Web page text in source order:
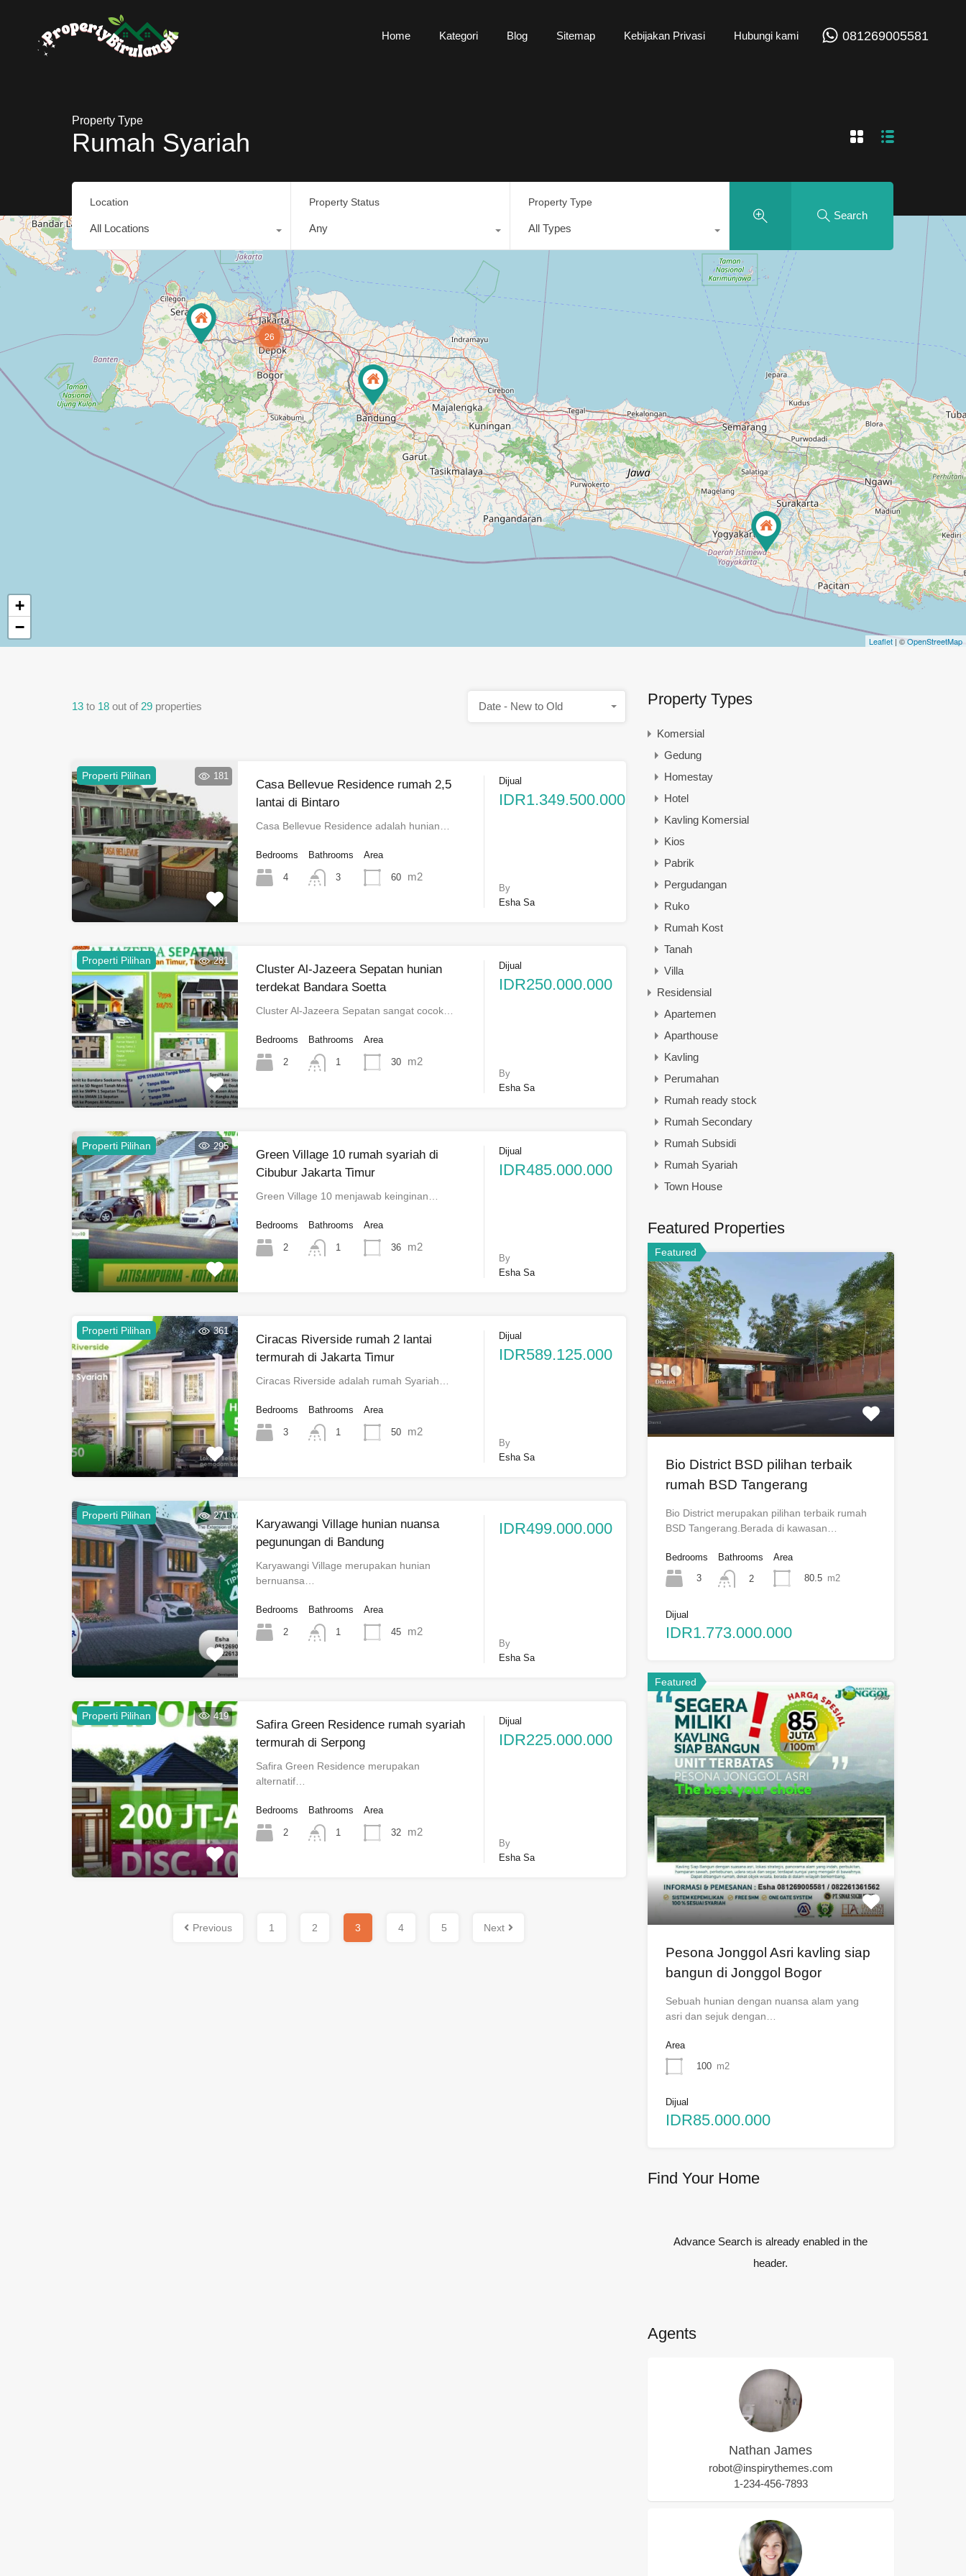
Home Kategori Blog Sitemap Kebijakan Privasi Hubungi kami 081269005581
Property Type
Rumah Syariah
Location
All Locations
Property Status
Any
Property Type
All Types
Search
26
+
−
Leaflet | ©OpenStreetMap
13 to 18 out of 29 properties Date - New to Old
Properti Pilihan 181
Casa Bellevue Residence rumah 2,5
lantai di Bintaro
Casa Bellevue Residence adalah hunian…
Bedrooms
4
Bathrooms
3
Area
60 m2
Dijual
IDR1.349.500.000
By
Esha Sa
Properti Pilihan 281
Cluster Al-Jazeera Sepatan hunian
terdekat Bandara Soetta
Cluster Al-Jazeera Sepatan sangat cocok…
Bedrooms
2
Bathrooms
1
Area
30 m2
Dijual
IDR250.000.000
By
Esha Sa
Properti Pilihan 295
Green Village 10 rumah syariah di
Cibubur Jakarta Timur
Green Village 10 menjawab keinginan…
Bedrooms
2
Bathrooms
1
Area
36 m2
Dijual
IDR485.000.000
By
Esha Sa
Properti Pilihan 361
Ciracas Riverside rumah 2 lantai
termurah di Jakarta Timur
Ciracas Riverside adalah rumah Syariah…
Bedrooms
3
Bathrooms
1
Area
50 m2
Dijual
IDR589.125.000
By
Esha Sa
Properti Pilihan 271
Karyawangi Village hunian nuansa
pegunungan di Bandung
Karyawangi Village merupakan hunian
bernuansa…
Bedrooms
2
Bathrooms
1
Area
45 m2
IDR499.000.000
By
Esha Sa
Properti Pilihan 419
Safira Green Residence rumah syariah
termurah di Serpong
Safira Green Residence merupakan
alternatif…
Bedrooms
2
Bathrooms
1
Area
32 m2
Dijual
IDR225.000.000
By
Esha Sa
Previous 1 2 3 4 5 Next
Property Types
Komersial
Gedung
Homestay
Hotel
Kavling Komersial
Kios
Pabrik
Pergudangan
Ruko
Rumah Kost
Tanah
Villa
Residensial
Apartemen
Aparthouse
Kavling
Perumahan
Rumah ready stock
Rumah Secondary
Rumah Subsidi
Rumah Syariah
Town House
Featured Properties
Featured
Bio District BSD pilihan terbaik
rumah BSD Tangerang
Bio District merupakan pilihan terbaik rumah
BSD Tangerang.Berada di kawasan…
Bedrooms
3
Bathrooms
2
Area
80.5 m2
Dijual
IDR1.773.000.000
Featured
Pesona Jonggol Asri kavling siap
bangun di Jonggol Bogor
Sebuah hunian dengan nuansa alam yang
asri dan sejuk dengan…
Area
100 m2
Dijual
IDR85.000.000
Find Your Home
Advance Search is already enabled in the
header.
Agents
Nathan James
robot@inspirythemes.com
1-234-456-7893